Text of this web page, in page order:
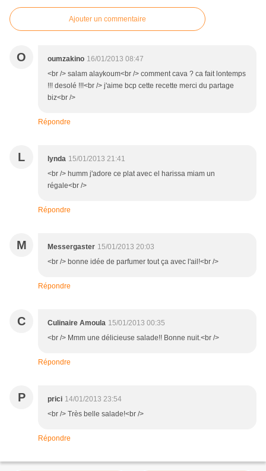
Ajouter un commentaire
O oumzakino 16/01/2013 08:47
<br /> salam alaykoum<br /> comment cava ? ca fait lontemps
!!! desolé !!!<br /> j'aime bcp cette recette merci du partage
biz<br />
Répondre
L lynda 15/01/2013 21:41
<br /> humm j'adore ce plat avec el harissa miam un
régale<br />
Répondre
M Messergaster 15/01/2013 20:03
<br /> bonne idée de parfumer tout ça avec l'ail!<br />
Répondre
C Culinaire Amoula 15/01/2013 00:35
<br /> Mmm une délicieuse salade!! Bonne nuit.<br />
Répondre
P prici 14/01/2013 23:54
<br /> Très belle salade!<br />
Répondre